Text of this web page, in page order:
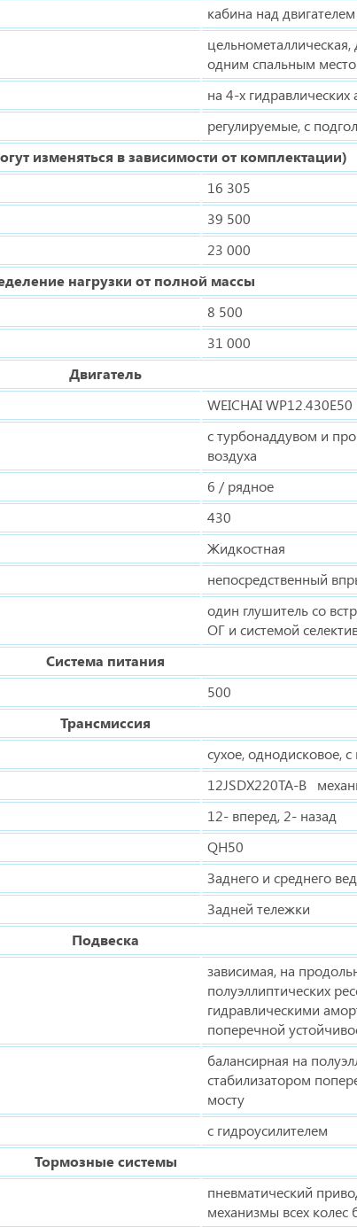
кабина над двигателем
цельнометаллическая,
одним спальным
на 4-х гидравлических
регулируемые, с
изменяться в зависимости от комплектации)
16 305
39 500
23 000
нагрузки от полной массы
8 500
31 000
Двигатель
WEICHAI
с турбонаддувом и
воздуха
6 / рядное
430
Жидкостная
непосредственный
один глушитель со
ОГ и системой
Система питания
500
Трансмиссия
сухое, однодисковое,
12JSDX220TA-B
12- вперед, 2- назад
QH50
Заднего и среднего
Задней тележки
Подвеска
зависимая, на
полуэллиптических
гидравлическими
поперечной
балансирная на
стабилизатором
мосту
с гидроусилителем
Тормозные системы
пневматический
механизмы всех колес